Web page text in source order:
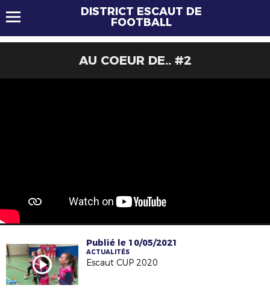
DISTRICT ESCAUT DE
FOOTBALL
AU COEUR DE.. #2
Publié le 10/05/2021
ACTUALITÉS
Escaut CUP 2020